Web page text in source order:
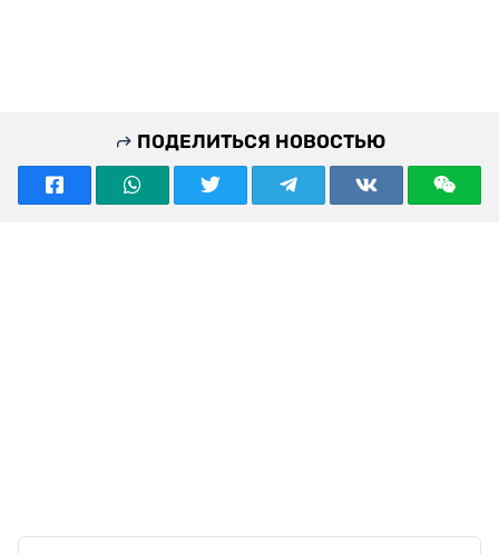
ПОДЕЛИТЬСЯ НОВОСТЬЮ